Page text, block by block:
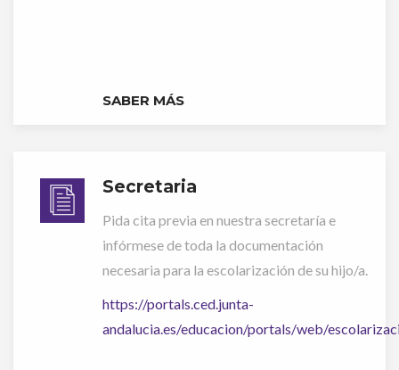
SABER MÁS
Secretaria
Pida cita previa en nuestra secretaría e
infórmese de toda la documentación
necesaria para la escolarización de su hijo/a.
https://portals.ced.junta-
andalucia.es/educacion/portals/web/